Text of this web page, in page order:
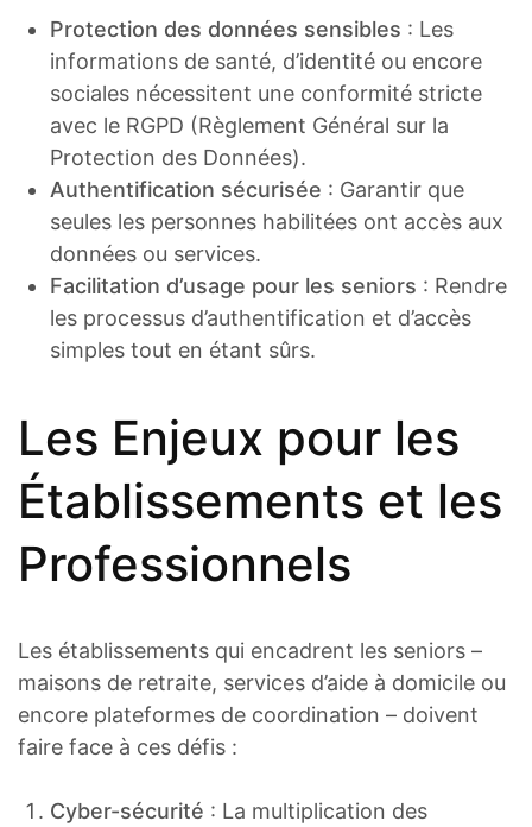
Protection des données sensibles : Les
informations de santé, d’identité ou encore
sociales nécessitent une conformité stricte
avec le RGPD (Règlement Général sur la
Protection des Données).
Authentification sécurisée : Garantir que
seules les personnes habilitées ont accès aux
données ou services.
Facilitation d’usage pour les seniors : Rendre
les processus d’authentification et d’accès
simples tout en étant sûrs.
Les Enjeux pour les
Établissements et les
Professionnels
Les établissements qui encadrent les seniors –
maisons de retraite, services d’aide à domicile ou
encore plateformes de coordination – doivent
faire face à ces défis :
Cyber-sécurité : La multiplication des